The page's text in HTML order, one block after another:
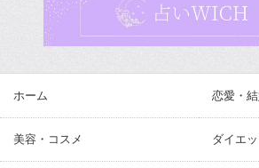
ホーム 恋愛・
美容・コスメ ダイエッ